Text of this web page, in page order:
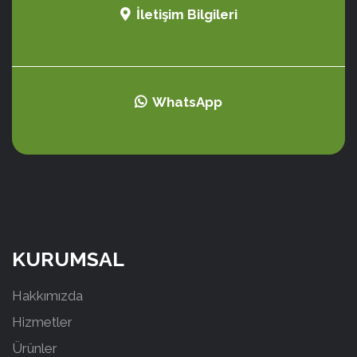
İletişim Bilgileri
WhatsApp
KURUMSAL
Hakkımızda
Hizmetler
Ürünler